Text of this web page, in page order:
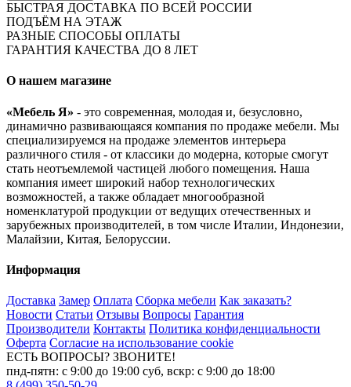
БЫСТРАЯ ДОСТАВКА ПО ВСЕЙ РОССИИ
ПОДЪЁМ НА ЭТАЖ
РАЗНЫЕ СПОСОБЫ ОПЛАТЫ
ГАРАНТИЯ КАЧЕСТВА ДО 8 ЛЕТ
О нашем магазине
«Мебель Я» - это современная, молодая и, безусловно,
динамично развивающаяся компания по продаже мебели. Мы
специализируемся на продаже элементов интерьера
различного стиля - от классики до модерна, которые смогут
стать неотъемлемой частицей любого помещения. Наша
компания имеет широкий набор технологических
возможностей, а также обладает многообразной
номенклатурой продукции от ведущих отечественных и
зарубежных производителей, в том числе Италии, Индонезии,
Малайзии, Китая, Белоруссии.
Информация
Доставка Замер Оплата Сборка мебели Как заказать?
Новости Статьи Отзывы Вопросы Гарантия
Производители Контакты Политика конфиденциальности
Оферта Согласие на использование cookie
ЕСТЬ ВОПРОСЫ? ЗВОНИТЕ!
пнд-пятн: с 9:00 до 19:00 суб, вскр: с 9:00 до 18:00